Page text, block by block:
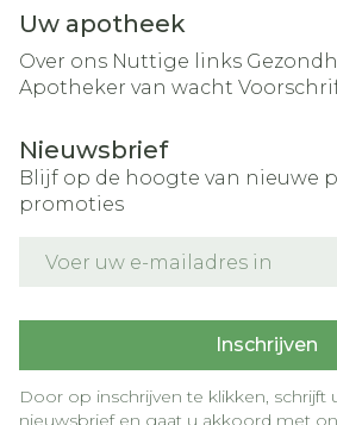
Uw apotheek
Over ons Nuttige links
Apotheker van wacht
Nieuwsbrief
Blijf op de hoogte van nieuwe
promoties
Inschrijven
Door op inschrijven te klikken, schrijft
nieuwsbrief en gaat u akkoord met